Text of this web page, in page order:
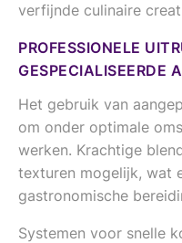
verfijnde culinaire
PROFESSIONELE
GESPECIALISEERDE
Het gebruik van
om onder optimale
werken. Krachtige
texturen mogelijk, wat
gastronomische
Systemen voor snelle